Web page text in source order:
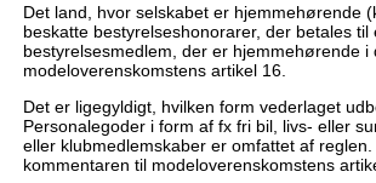
Det land, hvor selskabet er hjemmehørende
beskatte bestyrelseshonorarer, der betales til
bestyrelsesmedlem, der er hjemmehørende i
modeloverenskomstens artikel 16.
Det er ligegyldigt, hvilken form vederlaget
Personalegoder i form af fx fri bil, livs- eller
eller klubmedlemskaber er omfattet af
kommentaren til modeloverenskomstens